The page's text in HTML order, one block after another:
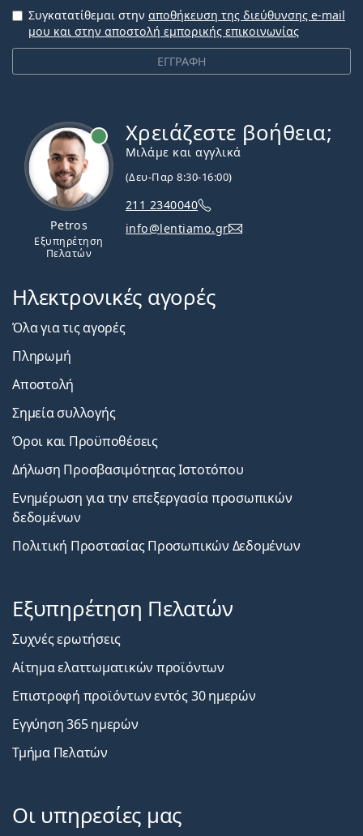
ΕΓΓΡΑΦΗ
Συγκατατίθεμαι στην αποθήκευση της διεύθυνσης e-mail
μου και στην αποστολή εμπορικής επικοινωνίας
Petros
Εξυπηρέτηση
Πελατών
Χρειάζεστε βοήθεια;
Μιλάμε και αγγλικά
(Δευ-Παρ 8:30-16:00)
211 2340040
info@lentiamo.gr
Ηλεκτρονικές αγορές
Όλα για τις αγορές
Πληρωμή
Αποστολή
Σημεία συλλογής
Όροι και Προϋποθέσεις
Δήλωση Προσβασιμότητας Ιστοτόπου
Ενημέρωση για την επεξεργασία προσωπικών
δεδομένων
Πολιτική Προστασίας Προσωπικών Δεδομένων
Εξυπηρέτηση Πελατών
Συχνές ερωτήσεις
Αίτημα ελαττωματικών προϊόντων
Επιστροφή προϊόντων εντός 30 ημερών
Εγγύηση 365 ημερών
Τμήμα Πελατών
Οι υπηρεσίες μας